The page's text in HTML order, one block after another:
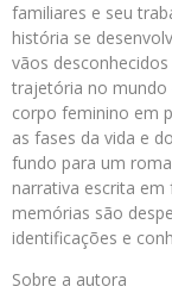
familiares e seu
história se
vãos
trajetória no mundo
corpo feminino em
as fases da vida e
fundo para um
narrativa escrita
memórias são
identificações e
Sobre a autora